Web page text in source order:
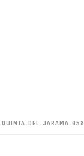
QUINTA-DEL-JARAMA-058